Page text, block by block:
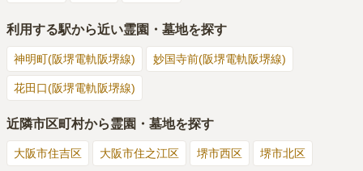
利用する駅から近い霊園・墓地を探す
神明町(阪堺電軌阪堺線) 妙国寺前(阪堺電軌阪堺線)
花田口(阪堺電軌阪堺線)
近隣市区町村から霊園・墓地を探す
大阪市住吉区 大阪市住之江区 堺市西区 堺市北区